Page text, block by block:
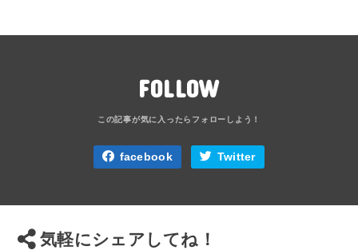
FOLLOW
facebook Twitter
気軽にシェアしてね！